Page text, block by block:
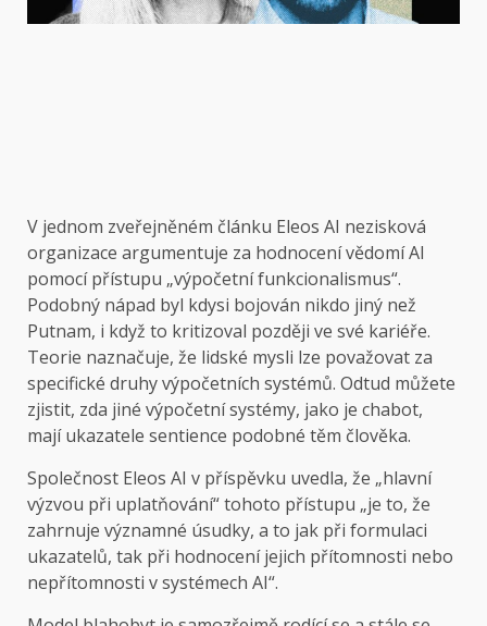
V jednom zveřejněném článku Eleos AI nezisková
organizace argumentuje za hodnocení vědomí AI
pomocí přístupu „výpočetní funkcionalismus“.
Podobný nápad byl kdysi bojován nikdo jiný než
Putnam, i když to kritizoval později ve své kariéře.
Teorie naznačuje, že lidské mysli lze považovat za
specifické druhy výpočetních systémů. Odtud můžete
zjistit, zda jiné výpočetní systémy, jako je chabot,
mají ukazatele sentience podobné těm člověka.
Společnost Eleos AI v příspěvku uvedla, že „hlavní
výzvou při uplatňování“ tohoto přístupu „je to, že
zahrnuje významné úsudky, a to jak při formulaci
ukazatelů, tak při hodnocení jejich přítomnosti nebo
nepřítomnosti v systémech AI“.